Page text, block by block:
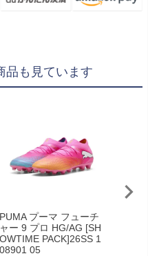
品も見ています
PUMA プーマ フューチ
ャー 9 プロ HG/AG [SH
OWTIME PACK]26SS 1
08901 05